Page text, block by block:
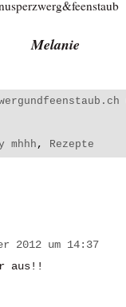
Melanie
mhhh , Rezepte
2012 um 14:37
aus!!